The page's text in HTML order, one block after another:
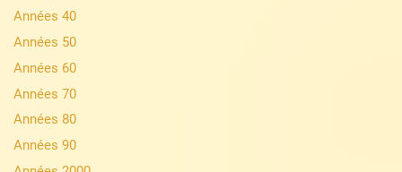
Années 40
Années 50
Années 60
Années 70
Années 80
Années 90